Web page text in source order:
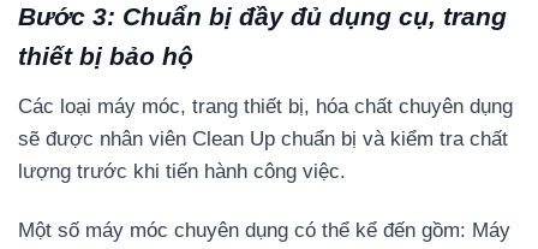
Bước 3: Chuẩn bị đầy đủ dụng cụ, trang
thiết bị bảo hộ
Các loại máy móc, trang thiết bị, hóa chất chuyên dụng
sẽ được nhân viên Clean Up chuẩn bị và kiểm tra chất
lượng trước khi tiến hành công việc.
Một số máy móc chuyên dụng có thể kể đến gồm: Máy